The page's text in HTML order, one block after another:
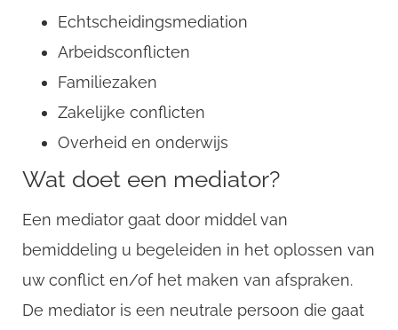
Echtscheidingsmediation
Arbeidsconflicten
Familiezaken
Zakelijke conflicten
Overheid en onderwijs
Wat doet een mediator?
Een mediator gaat door middel van
bemiddeling u begeleiden in het oplossen van
uw conflict en/of het maken van afspraken.
De mediator is een neutrale persoon die gaat